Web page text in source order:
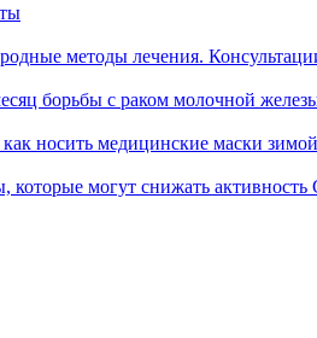
методы лечения.
борьбы с раком молочной
носить медицинские маски зимой
которые могут снижать